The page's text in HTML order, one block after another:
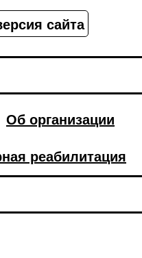
сайта
Об организации
реабилитация